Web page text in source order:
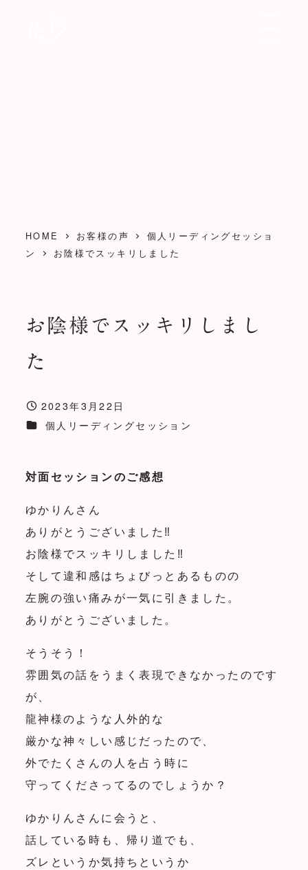
HOME お客様の声
個人リーディングセッショ
ン
お陰様でスッキリしました
お陰様でスッキリしまし
た
投稿日
2023年3月22日
お客様の声カテゴリー
個人リーディングセッション
対面セッションのご感想
ゆかりんさん
ありがとうございました‼️
お陰様でスッキリしました‼️
そして違和感はちょびっとあるものの
左腕の強い痛みが一気に引きました。
ありがとうございました。
そうそう！
雰囲気の話をうまく表現できなかったのです
が、
龍神様のような人外的な
厳かな神々しい感じだったので、
外でたくさんの人を占う時に
守ってくださってるのでしょうか？
ゆかりんさんに会うと、
話している時も、帰り道でも、
ズレというか気持ちというか